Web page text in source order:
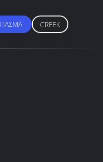
GREEK